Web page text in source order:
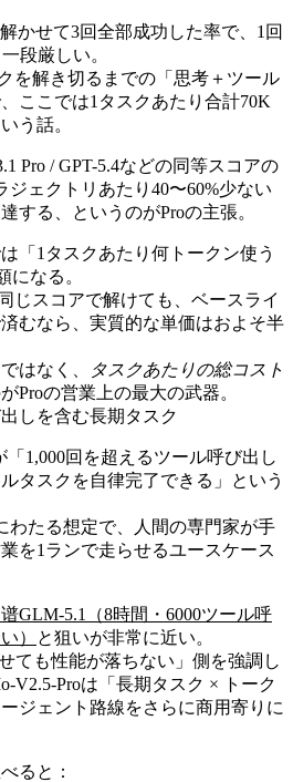
かせて3回全部成功した率で、1回
段厳しい。
を解き切るまでの「思考＋ツール
ここでは1タスクあたり合計70K
う話。
Pro / GPT-5.4などの同等スコアの
ジェクトリあたり40〜60%少ない
する、というのがProの主張。
「1タスクあたり何トークン使う
になる。
じスコアで解けても、ベースライ
むなら、実質的な単価はおよそ半
はなく、
タスクあたりの総コスト
Proの営業上の最大の武器。
しを含む長期タスク
1,000回を超えるツール呼び出し
タスクを自律完了できる」という
わたる想定で、人間の専門家が手
を1ランで走らせるユースケース
GLM-5.1（8時間・6000ツール呼
）
と狙いが非常に近い。
ても性能が落ちない」側を強調し
V2.5-Proは「長期タスク × トーク
ジェント路線をさらに商用寄りに
ると：